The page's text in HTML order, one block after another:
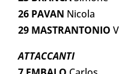
26 PAVAN Nicola
29 MASTRANTONIO
ATTACCANTI